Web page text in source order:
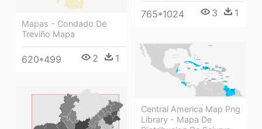
765*1024 3 1
Mapas - Condado De
Treviño Mapa
620*499 2 1
Central America Map Png
Library - Mapa De